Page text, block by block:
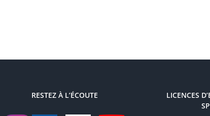
RESTEZ À L’ÉCOUTE
LICENCES